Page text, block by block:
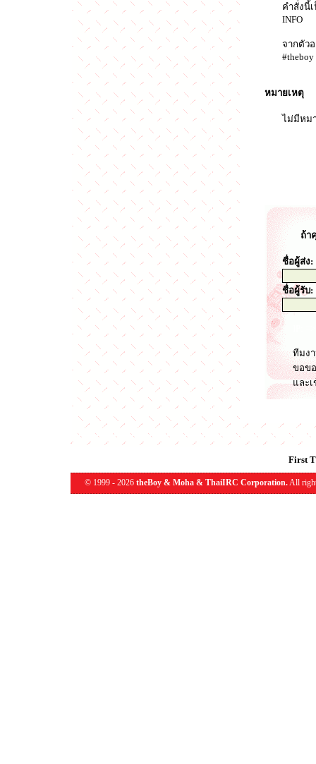
คำสั่งนี้
INFO
จากตัว
#theboy
หมายเหตุ
ไม่มีหม
ถ้า
ชื่อผู้ส่ง:
ชื่อผู้รับ:
ทีมงา
ขอข
และ
First
© 1999 - 2026 theBoy & Moha & ThaiIRC Corporation.All